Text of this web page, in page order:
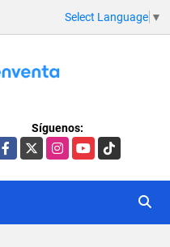
Select Language ▼
Síguenos:
Facebook
X InstagramYouTubeTikTok